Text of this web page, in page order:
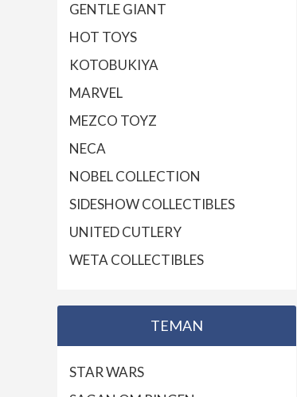
GENTLE GIANT
HOT TOYS
KOTOBUKIYA
MARVEL
MEZCO TOYZ
NECA
NOBEL COLLECTION
SIDESHOW COLLECTIBLES
UNITED CUTLERY
WETA COLLECTIBLES
TEMAN
STAR WARS